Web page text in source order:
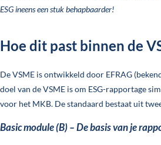
ESG ineens een stuk behapbaarder!
Hoe dit past binnen de
De VSME is ontwikkeld door EFRAG
doel van de VSME is om ESG-rapportage
voor het MKB. De standaard bestaat uit
Basic module (B) – De basis van je